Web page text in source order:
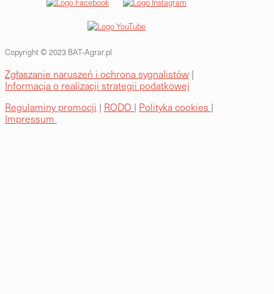
Copyright © 2023 BAT-Agrar.pl
Zgłaszanie naruszeń i ochrona sygnalistów |
Informacja o realizacji strategii podatkowej
Regulaminy promocji | RODO | Polityka cookies |
Impressum